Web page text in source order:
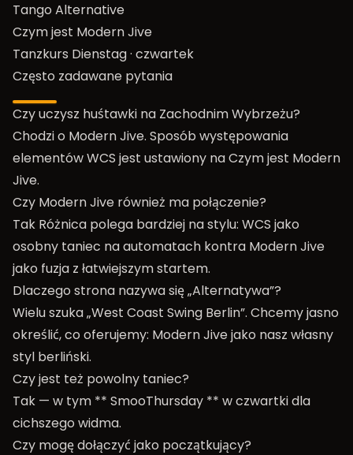
Tango Alternative
Czym jest Modern Jive
Tanzkurs Dienstag· czwartek
Często zadawane pytania
Czy uczysz huśtawki na Zachodnim Wybrzeżu?
Chodzi o Modern Jive. Sposób występowania
elementów WCS jest ustawiony naCzym jest Modern
Jive.
Czy Modern Jive również ma połączenie?
Tak Różnica polega bardziej na stylu: WCS jako
osobny taniec na automatach kontra Modern Jive
jako fuzja z łatwiejszym startem.
Dlaczego strona nazywa się „Alternatywa”?
Wielu szuka „West Coast Swing Berlin”. Chcemy jasno
określić, co oferujemy: Modern Jive jako nasz własny
styl berliński.
Czy jest też powolny taniec?
Tak — w tym ** SmooThursday ** w czwartki dla
cichszego widma.
Czy mogę dołączyć jako początkujący?